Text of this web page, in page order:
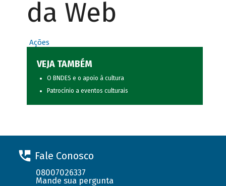
da Web
Ações
VEJA TAMBÉM
O BNDES e o apoio à cultura
Patrocínio a eventos culturais
Fale Conosco
08007026337
Mande sua pergunta